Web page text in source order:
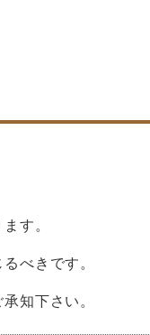
す。
べきです。
知下さい。